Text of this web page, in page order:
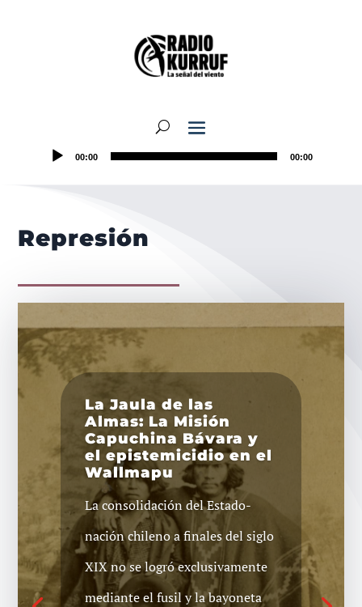
00:00 00:00
Represión
La Jaula de las
Almas: La Misión
Capuchina Bávara y
el epistemicidio en el
Wallmapu
La consolidación del Estado-
nación chileno a finales del siglo
XIX no se logró exclusivamente
mediante el fusil y la bayoneta
Werken de la
Comunidad Koyam
Mapu es
violentamente
detenido en
allanamiento
Hoy viernes 24 de julio, a eso de
las 4:30 de madrugada, un fuerte